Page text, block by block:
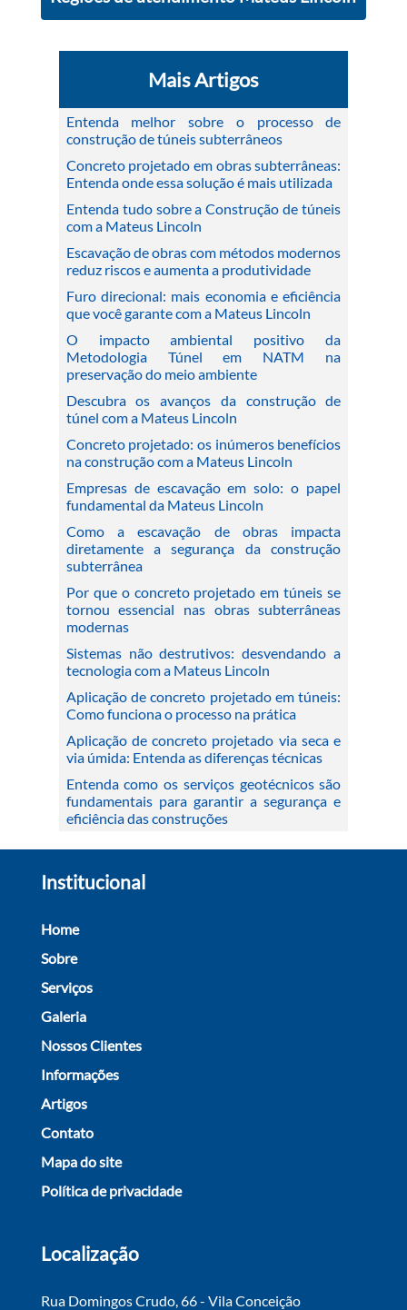
Mais Artigos
Entenda melhor sobre o processo de
construção de túneis subterrâneos
Concreto projetado em obras subterrâneas:
Entenda onde essa solução é mais utilizada
Entenda tudo sobre a Construção de túneis
com a Mateus Lincoln
Escavação de obras com métodos modernos
reduz riscos e aumenta a produtividade
Furo direcional: mais economia e eficiência
que você garante com a Mateus Lincoln
O impacto ambiental positivo da
Metodologia Túnel em NATM na
preservação do meio ambiente
Descubra os avanços da construção de
túnel com a Mateus Lincoln
Concreto projetado: os inúmeros benefícios
na construção com a Mateus Lincoln
Empresas de escavação em solo: o papel
fundamental da Mateus Lincoln
Como a escavação de obras impacta
diretamente a segurança da construção
subterrânea
Por que o concreto projetado em túneis se
tornou essencial nas obras subterrâneas
modernas
Sistemas não destrutivos: desvendando a
tecnologia com a Mateus Lincoln
Aplicação de concreto projetado em túneis:
Como funciona o processo na prática
Aplicação de concreto projetado via seca e
via úmida: Entenda as diferenças técnicas
Entenda como os serviços geotécnicos são
fundamentais para garantir a segurança e
eficiência das construções
Institucional
Home
Sobre
Serviços
Galeria
Nossos Clientes
Informações
Artigos
Contato
Mapa do site
Política de privacidade
Localização
Rua Domingos Crudo, 66 - Vila Conceição